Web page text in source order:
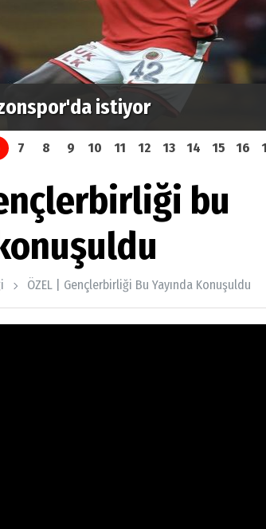
elit hakem direktörü
7 8 9 10 11 12 13 14 15 16
bu
ÖZEL | Gençlerbirliği Bu Yayında Konuşuldu